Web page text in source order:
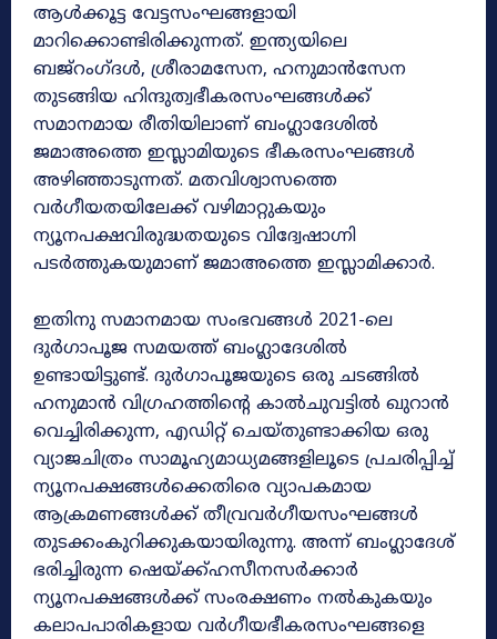
ആൾക്കൂട്ട വേട്ടസംഘങ്ങളായി
മാറിക്കൊണ്ടിരിക്കുന്നത്. ഇന്ത്യയിലെ
ബജ്‌റംഗ്‌ദൾ, ശ്രീരാമസേന, ഹനുമാൻസേന
തുടങ്ങിയ ഹിന്ദുത്വഭീകരസംഘങ്ങൾക്ക്
സമാനമായ രീതിയിലാണ് ബംഗ്ലാദേശിൽ
ജമാഅത്തെ ഇസ്ലാമിയുടെ ഭീകരസംഘങ്ങൾ
അഴിഞ്ഞാടുന്നത്. മതവിശ്വാസത്തെ
വർഗീയതയിലേക്ക് വഴിമാറ്റുകയും
ന്യൂനപക്ഷവിരുദ്ധതയുടെ വിദ്വേഷാഗ്നി
പടർത്തുകയുമാണ് ജമാഅത്തെ ഇസ്ലാമിക്കാർ.
ഇതിനു സമാനമായ സംഭവങ്ങൾ 2021-ലെ
ദുർഗാപൂജ സമയത്ത് ബംഗ്ലാദേശിൽ
ഉണ്ടായിട്ടുണ്ട്. ദുർഗാപൂജയുടെ ഒരു ചടങ്ങിൽ
ഹനുമാൻ വിഗ്രഹത്തിന്റെ കാൽചുവട്ടിൽ ഖുറാൻ
വെച്ചിരിക്കുന്ന, എഡിറ്റ് ചെയ്തുണ്ടാക്കിയ ഒരു
വ്യാജചിത്രം സാമൂഹ്യമാധ്യമങ്ങളിലൂടെ പ്രചരിപ്പിച്ച്
ന്യൂനപക്ഷങ്ങൾക്കെതിരെ വ്യാപകമായ
ആക്രമണങ്ങൾക്ക് തീവ്രവർഗീയസംഘങ്ങൾ
തുടക്കംകുറിക്കുകയായിരുന്നു. അന്ന് ബംഗ്ലാദേശ്
ഭരിച്ചിരുന്ന ഷെയ്ക്ക്ഹസീനസർക്കാർ
ന്യൂനപക്ഷങ്ങൾക്ക് സംരക്ഷണം നൽകുകയും
കലാപപാരികളായ വർഗീയഭീകരസംഘങ്ങളെ